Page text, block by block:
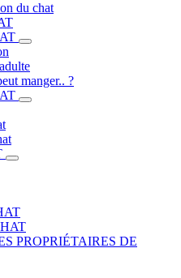
du chat
manger.. ?
PROPRIÉTAIRES DE